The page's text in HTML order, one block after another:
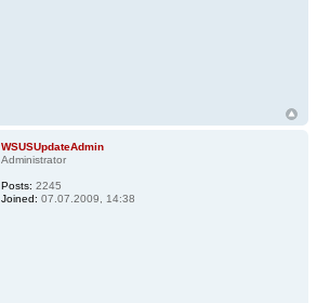
WSUSUpdateAdmin
Administrator
Posts: 2245
Joined: 07.07.2009, 14:38